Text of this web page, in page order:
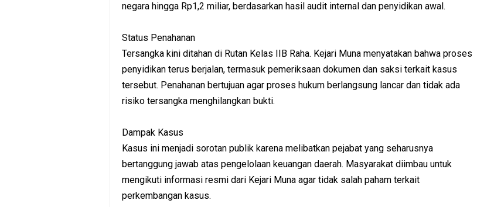
negara hingga Rp1,2 miliar, berdasarkan hasil audit internal dan penyidikan awal.
Status Penahanan
Tersangka kini ditahan di Rutan Kelas IIB Raha. Kejari Muna menyatakan bahwa proses
penyidikan terus berjalan, termasuk pemeriksaan dokumen dan saksi terkait kasus
tersebut. Penahanan bertujuan agar proses hukum berlangsung lancar dan tidak ada
risiko tersangka menghilangkan bukti.
Dampak Kasus
Kasus ini menjadi sorotan publik karena melibatkan pejabat yang seharusnya
bertanggung jawab atas pengelolaan keuangan daerah. Masyarakat diimbau untuk
mengikuti informasi resmi dari Kejari Muna agar tidak salah paham terkait
perkembangan kasus.